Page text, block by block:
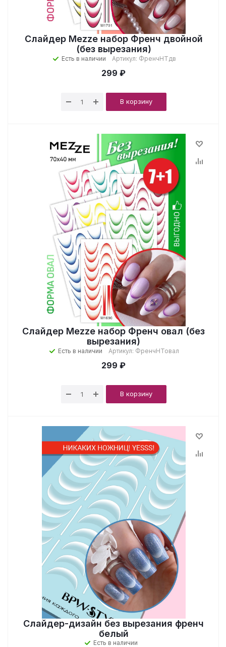
Слайдер Mezze набор Френч двойной
(без вырезания)
Есть в наличии Артикул: ФренчНТдв
299 ₽
В корзину
Слайдер Mezze набор Френч овал (без
вырезания)
Есть в наличии Артикул: ФренчНТовал
299 ₽
В корзину
Слайдер-дизайн без вырезания френч
белый
Есть в наличии